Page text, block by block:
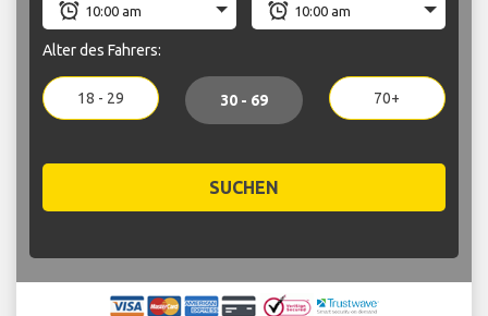
Alter des Fahrers:
18 - 29 30 - 69 70+
SUCHEN